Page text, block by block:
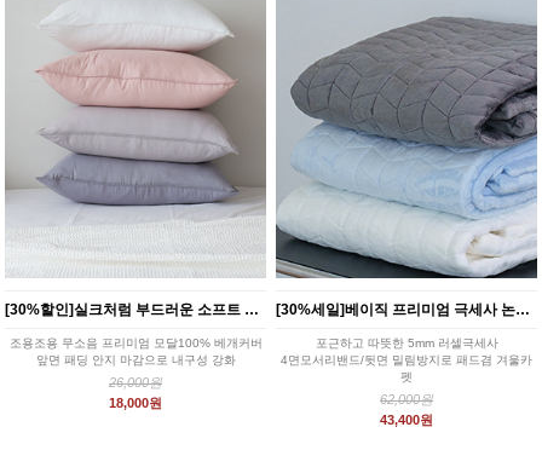
[30%할인]실크처럼 부드러운 소프트 모달 베개커버 4color
조용조용 무소음 프리미엄 모달100% 베개커버
앞면 패딩 안지 마감으로 내구성 강화
26,000원
18,000원
[30%세일]베이직 프리미엄 극세사 논슬립패드 3color SS/Q
포근하고 따뜻한 5mm 러셀극세사
4면모서리밴드/뒷면 밀림방지로 패드겸 겨울카
펫
화이트/블루/차콜 3color
62,000원
43,400원